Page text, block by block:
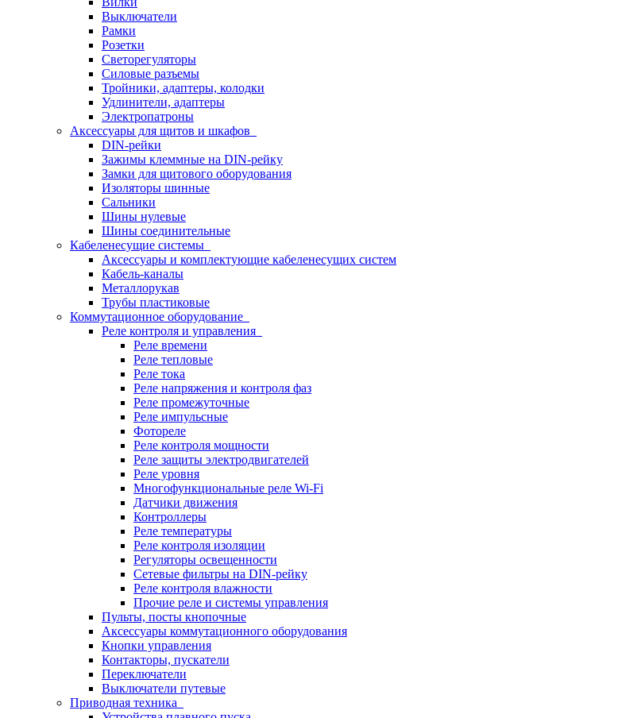
Выключатели
Рамки
Розетки
Светорегуляторы
Силовые разъемы
Тройники, адаптеры, колодки
Удлинители, адаптеры
Электропатроны
Аксессуары для щитов и шкафов
DIN-рейки
Зажимы клеммные на DIN-рейку
Замки для щитового оборудования
Изоляторы шинные
Сальники
Шины нулевые
Шины соединительные
Кабеленесущие системы
Аксессуары и комплектующие кабеленесущих систем
Кабель-каналы
Металлорукав
Трубы пластиковые
Коммутационное оборудование
Реле контроля и управления
Реле времени
Реле тепловые
Реле тока
Реле напряжения и контроля фаз
Реле промежуточные
Реле импульсные
Фотореле
Реле контроля мощности
Реле защиты электродвигателей
Реле уровня
Многофункциональные реле Wi-Fi
Датчики движения
Контроллеры
Реле температуры
Реле контроля изоляции
Регуляторы освещенности
Сетевые фильтры на DIN-рейку
Реле контроля влажности
Прочие реле и системы управления
Пульты, посты кнопочные
Аксессуары коммутационного оборудования
Кнопки управления
Контакторы, пускатели
Переключатели
Выключатели путевые
Приводная техника